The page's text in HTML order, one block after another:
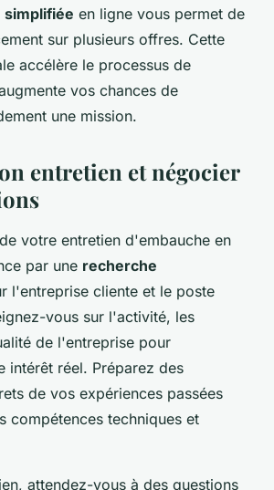
simplifiée en ligne vous permet de
sur plusieurs offres. Cette
accélère le processus de
vos chances de
une mission.
entretien et négocier
votre entretien d'embauche en
par une recherche
l'entreprise cliente et le poste
vous sur l'activité, les
de l'entreprise pour
intérêt réel. Préparez des
de vos expériences passées
compétences techniques et
attendez-vous à des questions